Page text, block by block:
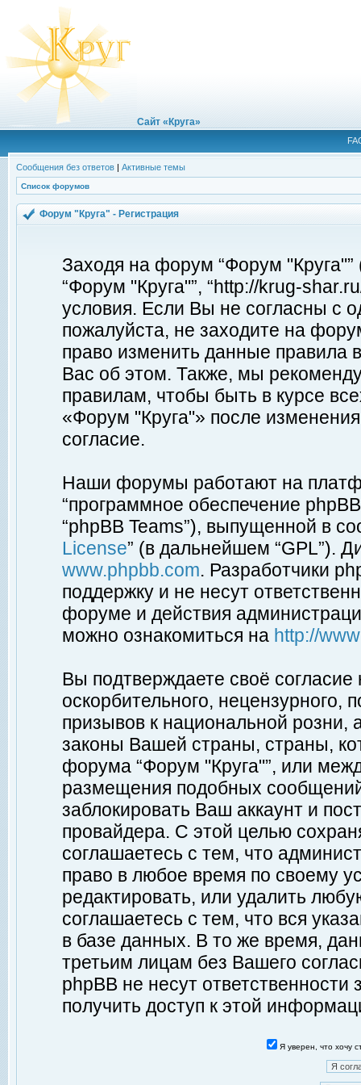
Сайт «Круга»
Сообщения без ответов | Активные темы
Список форумов
Форум "Круга" - Регистрация
Заходя на форум “Форум
“Форум "Круга"”, “http://krug-
условия. Если Вы не согласны с
пожалуйста, не заходите на
право изменить данные правила
Вас об этом. Также, мы
правилам, чтобы быть в курсе
«Форум "Круга"» после
согласие.
Наши форумы работают на
“программное обеспечение
“phpBB Teams”), выпущенной в
License” (в дальнейшем “GPL”).
www.phpbb.com. Разработчики
поддержку и не несут
форуме и действия
можно ознакомиться на http://
Вы подтверждаете своё
оскорбительного, нецензурного,
призывов к национальной
законы Вашей страны, страны,
форума “Форум "Круга"”, или
размещения подобных
заблокировать Ваш аккаунт и
провайдера. С этой целью
соглашаетесь с тем, что
право в любое время по своему
редактировать, или удалить
соглашаетесь с тем, что вся
в базе данных. В то же время,
третьим лицам без Вашего
phpBB не несут ответственности
получить доступ к этой
Я уверен, что хочу